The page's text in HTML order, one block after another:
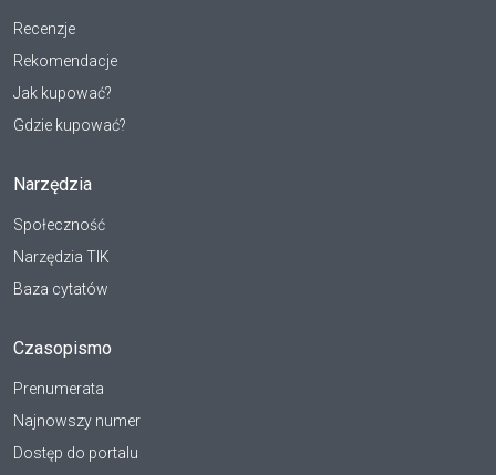
Recenzje
Rekomendacje
Jak kupować?
Gdzie kupować?
Narzędzia
Społeczność
Narzędzia TIK
Baza cytatów
Czasopismo
Prenumerata
Najnowszy numer
Dostęp do portalu